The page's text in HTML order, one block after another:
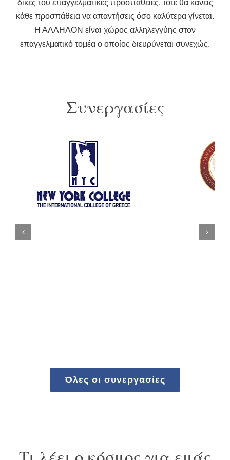
δικές του επαγγελματικές προσπάθειες, τότε θα κάνεις
κάθε προσπάθεια να απαντήσεις όσο καλύτερα γίνεται.
Η ΑΛΛΗΛΟΝ είναι χώρος αλληλεγγύης στον
επαγγελματικό τομέα ο οποίος διευρύνεται συνεχώς.
Συνεργασίες
Όλες οι συνεργασίες